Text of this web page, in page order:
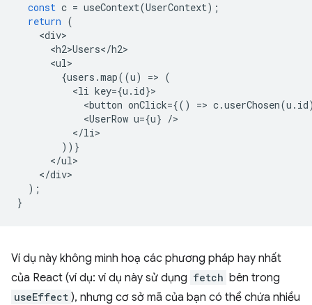
const c = useContext(UserContext);
return (
<div
<h2>Users</h2
<ul
{users .map((u) => (
<li key={u . id}
<button onClick={() => c.userChosen(u . id
<UserRow u={u} /
</li
))}
</ul
</div
);
}
Ví dụ này không minh hoạ các phương pháp hay nhất
của React (ví dụ: ví dụ này sử dụng fetch bên trong
useEffect ), nhưng cơ sở mã của bạn có thể chứa nhiều